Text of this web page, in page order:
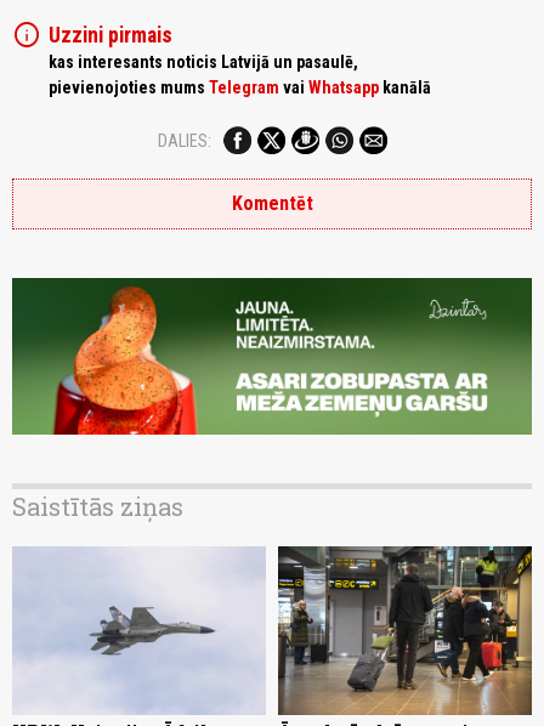
info Uzzini pirmais
kas interesants noticis Latvijā un pasaulē,
pievienojoties mums Telegram vai Whatsapp kanālā
DALIES:
Komentēt
Saistītās ziņas